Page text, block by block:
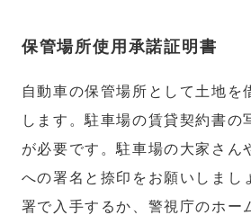
保管場所使用承諾証明書
自動車の保管場所として土地を
します。駐車場の賃貸契約書の
が必要です。駐車場の大家さん
への署名と捺印をお願いしまし
署で入手するか、警視庁のホー